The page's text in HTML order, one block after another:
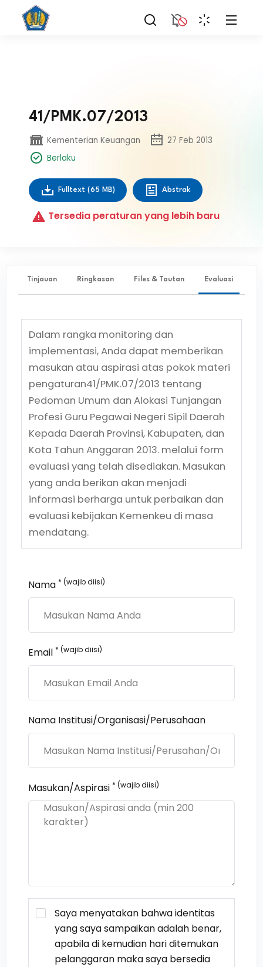
41/PMK.07/2013
Kementerian Keuangan
27 Feb 2013
Berlaku
Fulltext (65 MB) Abstrak
Tersedia peraturan yang lebih baru
Tinjauan Ringkasan Files & Tautan Evaluasi
Dalam rangka monitoring dan
implementasi, Anda dapat memberikan
masukan atau aspirasi atas pokok materi
pengaturan41/PMK.07/2013 tentang
Pedoman Umum dan Alokasi Tunjangan
Profesi Guru Pegawai Negeri Sipil Daerah
Kepada Daerah Provinsi, Kabupaten, dan
Kota Tahun Anggaran 2013. melalui form
evaluasi yang telah disediakan. Masukan
yang anda berikan akan menjadi
informasi berharga untuk perbaikan dan
evaluasi kebijakan Kemenkeu di masa
mendatang.
Nama * (wajib diisi)
Email * (wajib diisi)
Nama Institusi/Organisasi/Perusahaan
Masukan/Aspirasi * (wajib diisi)
Saya menyatakan bahwa identitas
yang saya sampaikan adalah benar,
apabila di kemudian hari ditemukan
pelanggaran maka saya bersedia